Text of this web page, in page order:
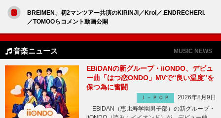
BREIMEN、初2マンツアー共演のKIRINJI／Kroi／.ENDRECHERI.
／TOMOOらコメント動画公開
音楽ニュース MUSIC NEWS
EBiDANの新グループ・iiONDO、デビュ
ー曲「はつ恋ONDO」MVで“良い温度”を
保つ為に奮闘
Ｊ－ＰＯＰ
2026年8月9日
EBiDAN（恵比寿学園男子部）の新グループ・